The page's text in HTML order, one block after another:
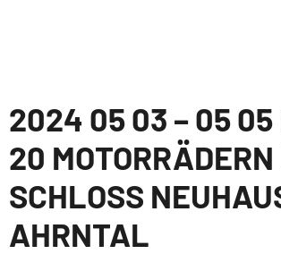
2024 05 03 – 05 05
20 MOTORRÄDERN
SCHLOSS
AHRNTAL